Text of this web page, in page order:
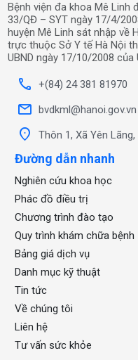
Bệnh viện đa khoa Mê
33/QĐ – SYT ngày 17/4/
huyện Mê Linh sát nhập về
trực thuộc Sở Y tế Hà Nội
UBND ngày 17/10/2008 của
call +(84) 24 381 81970
mail bvdkml@hanoi.gov.vn
location_on Thôn 1, Xã Yên
Đường dẫn nhanh
Nghiên cứu khoa học
Phác đồ điều trị
Chương trình đào tạo
Quy trình khám chữa bệnh
Bảng giá dịch vụ
Danh mục kỹ thuật
Tin tức
Về chúng tôi
Liên hệ
Tư vấn sức khỏe